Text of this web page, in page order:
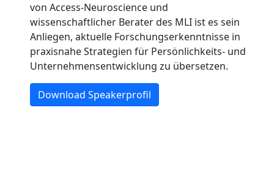
von Access-Neuroscience und
wissenschaftlicher Berater des MLI ist es sein
Anliegen, aktuelle Forschungserkenntnisse in
praxisnahe Strategien für Persönlichkeits- und
Unternehmensentwicklung zu übersetzen.
Download Speakerprofil